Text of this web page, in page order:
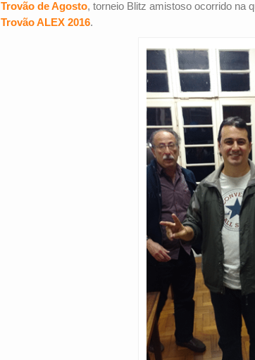
Trovão de Agosto, torneio Blitz amistoso ocorrido na
Trovão ALEX 2016.